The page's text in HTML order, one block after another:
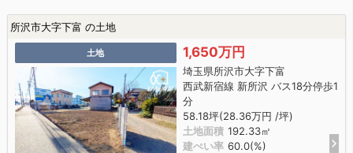
所沢市大字下富 の土地
土地 1,650万円
埼玉県所沢市大字下富
西武新宿線 新所沢 バス18分停歩1
分
58.18坪(28.36万円 /坪)
土地面積 192.33㎡
建ぺい率 60.0(%)